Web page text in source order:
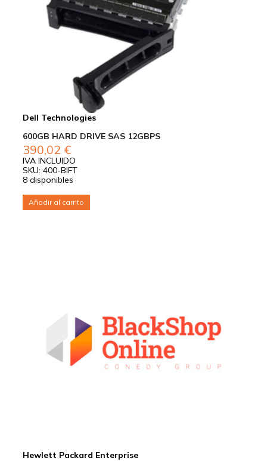
Dell Technologies
600GB HARD DRIVE SAS 12GBPS
390,02 €
IVA INCLUIDO
SKU: 400-BIFT
8 disponibles
Añadir al carrito
Hewlett Packard Enterprise